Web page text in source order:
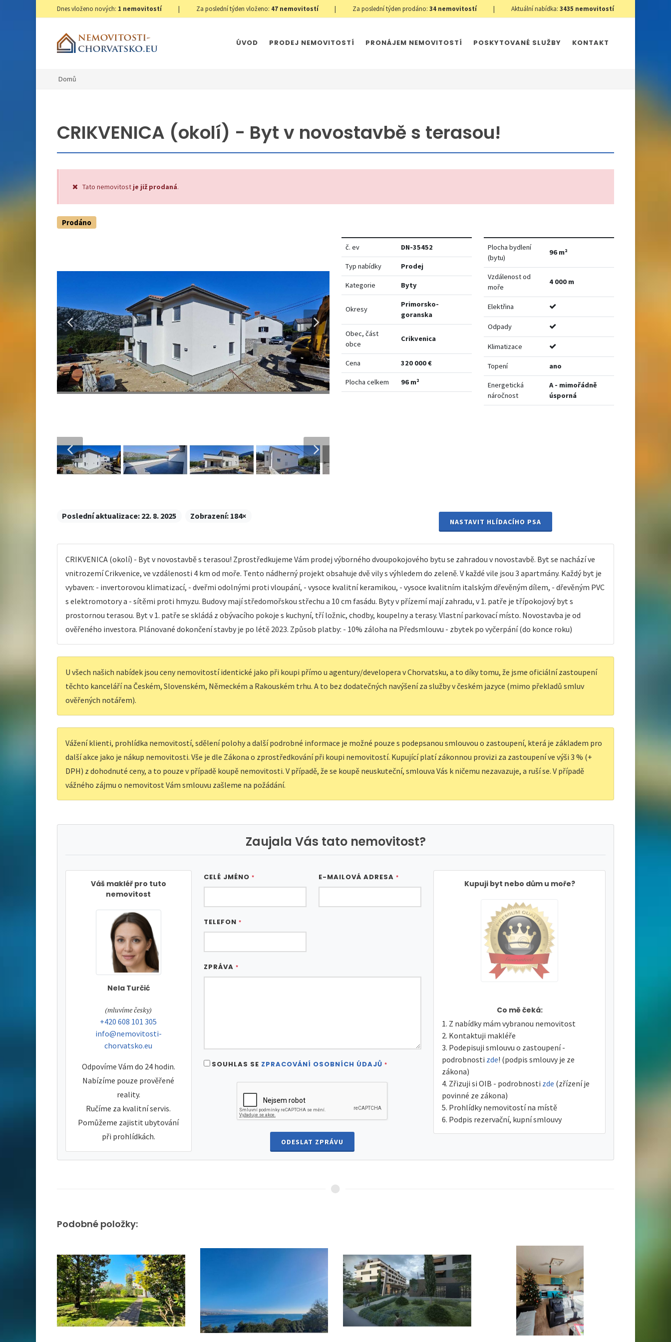
Dnes vloženo nových: 1 nemovitostí | Za poslední týden vloženo: 47 nemovitostí | Za poslední týden prodáno:34 nemovitostí | Aktuální nabídka: 3435 nemovitostí
ÚVOD PRODEJ NEMOVITOSTÍ PRONÁJEM NEMOVITOSTÍ POSKYTOVANÉ SLUŽBY KONTAKT
Domů
CRIKVENICA (okolí) - Byt v novostavbě s terasou!
Tato nemovitost je již prodaná.
Prodáno
č. ev DN-35452
Typ nabídky Prodej
Kategorie Byty
Okresy
Primorsko-
goranska
Obec, část
obce
Crikvenica
Cena 320 000 €
Plocha celkem 96 m²
Plocha bydlení
(bytu)
96 m²
Vzdálenost od
moře
4 000 m
Elektřina
Odpady
Klimatizace
Topení ano
Energetická
náročnost
A - mimořádně
úsporná
Poslední aktualizace: 22. 8. 2025 Zobrazení: 184×
NASTAVIT HLÍDACÍHO PSA
CRIKVENICA (okolí) - Byt v novostavbě s terasou! Zprostředkujeme Vám prodej výborného dvoupokojového bytu se zahradou v novostavbě. Byt se nachází ve
vnitrozemí Crikvenice, ve vzdálenosti 4 km od moře. Tento nádherný projekt obsahuje dvě vily s výhledem do zeleně. V každé vile jsou 3 apartmány. Každý byt je
vybaven: - invertorovou klimatizací, - dveřmi odolnými proti vloupání, - vysoce kvalitní keramikou, - vysoce kvalitním italským dřevěným dílem, - dřevěným PVC
s elektromotory a - sítěmi proti hmyzu. Budovy mají středomořskou střechu a 10 cm fasádu. Byty v přízemí mají zahradu, v 1. patře je třípokojový byt s
prostornou terasou. Byt v 1. patře se skládá z obývacího pokoje s kuchyní, tří ložnic, chodby, koupelny a terasy. Vlastní parkovací místo. Novostavba je od
ověřeného investora. Plánované dokončení stavby je po létě 2023. Způsob platby: - 10% záloha na Předsmlouvu - zbytek po vyčerpání (do konce roku)
U všech našich nabídek jsou ceny nemovitostí identické jako při koupi přímo u agentury/developera v Chorvatsku, a to díky tomu, že jsme oficiální zastoupení
těchto kanceláří na Českém, Slovenském, Německém a Rakouském trhu. A to bez dodatečných navýšení za služby v českém jazyce (mimo překladů smluv
ověřených notářem).
Vážení klienti, prohlídka nemovitostí, sdělení polohy a další podrobné informace je možné pouze s podepsanou smlouvou o zastoupení, která je základem pro
další akce jako je nákup nemovitosti. Vše je dle Zákona o zprostředkování při koupi nemovitostí. Kupující platí zákonnou provizi za zastoupení ve výši 3 % (+
DPH) z dohodnuté ceny, a to pouze v případě koupě nemovitosti. V případě, že se koupě neuskuteční, smlouva Vás k ničemu nezavazuje, a ruší se. V případě
vážného zájmu o nemovitost Vám smlouvu zašleme na požádání.
Zaujala Vás tato nemovitost?
Váš makléř pro tuto
nemovitost
Nela Turčić
tel:
(mluvíme česky)
tel:
+420 608 101 305
e-mail:
info@nemovitosti-
chorvatsko.eu
Odpovíme Vám do 24 hodin.
Nabízíme pouze prověřené
reality.
Ručíme za kvalitní servis.
Pomůžeme zajistit ubytování
při prohlídkách.
CELÉ JMÉNO * E-MAILOVÁ ADRESA *
TELEFON *
ZPRÁVA *
SOUHLAS SE ZPRACOVÁNÍ OSOBNÍCH ÚDAJŮ *
ODESLAT ZPRÁVU
Kupuji byt nebo dům u moře?
Co mě čeká:
Z nabídky mám vybranou nemovitost
Kontaktuji makléře
Podepisuji smlouvu o zastoupení -
podrobnosti zde! (podpis smlouvy je ze
zákona)
Zřizuji si OIB - podrobnosti zde (zřízení je
povinné ze zákona)
Prohlídky nemovitostí na místě
Podpis rezervační, kupní smlouvy
Podobné položky: